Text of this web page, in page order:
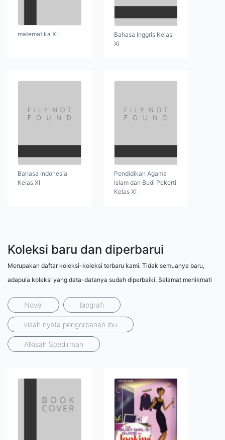
matematika XI
Bahasa Inggris Kelas
XI
Bahasa Indonesia
Kelas XI
Pendidikan Agama
Islam dan Budi Pekerti
Kelas XI
Koleksi baru dan diperbarui
Merupakan daftar koleksi-koleksi terbaru kami. Tidak semuanya baru,
adapula koleksi yang data-datanya sudah diperbaiki. Selamat menikmati
Novel biografi
kisah nyata pengorbanan ibu
Alkisah Soedirman